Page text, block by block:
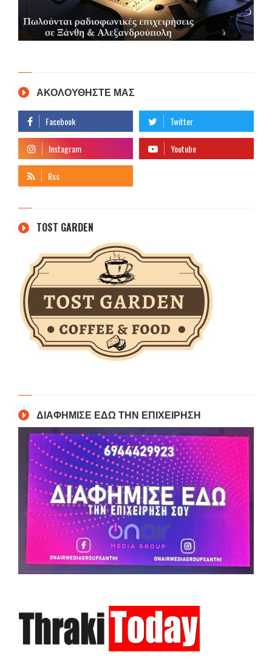
ΑΚΟΛΟΥΘΗΣΤΕ ΜΑΣ
TOST GARDEN
ΔΙΑΦΗΜΙΣΕ ΕΔΩ ΤΗΝ ΕΠΙΧΕΙΡΗΣΗ